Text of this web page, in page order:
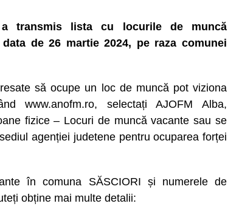
a transmis lista cu locurile de muncă
de 26 martie 2024, pe raza comunei
să ocupe un loc de muncă pot viziona
www.anofm.ro, selectați AJOFM Alba,
fizice – Locuri de muncă vacante sau se
agenției judetene pentru ocuparea forței
în comuna SĂSCIORI și numerele de
obține mai multe detalii: